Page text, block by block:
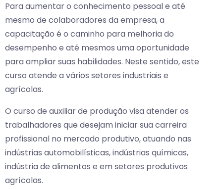
Para aumentar o conhecimento pessoal e até
mesmo de colaboradores da empresa, a
capacitação é o caminho para melhoria do
desempenho e até mesmos uma oportunidade
para ampliar suas habilidades. Neste sentido, este
curso atende a vários setores industriais e
agrícolas.
O curso de auxiliar de produção visa atender os
trabalhadores que desejam iniciar sua carreira
profissional no mercado produtivo, atuando nas
indústrias automobilísticas, indústrias químicas,
indústria de alimentos e em setores produtivos
agrícolas.